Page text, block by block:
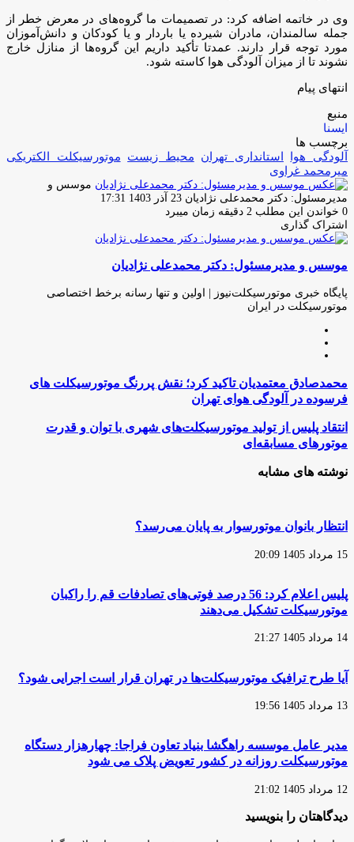
وی در خاتمه اضافه کرد: در تصمیمات ما گروه‌های در معرض خطر از
جمله سالمندان، مادران شیرده یا باردار و یا کودکان و دانش‌آموزان
مورد توجه قرار دارند. عمدتا تأکید داریم این گروه‌ها از منازل خارج
نشوند تا از میزان آلودگی هوا کاسته شود.
انتهای پیام
منبع
ایسنا
برچسب ها
آلودگی هوا
استانداری تهران محیط زیست
موتورسیکلت الکتریکى
میرمحمد غراوی
موسس و
مدیرمسئول: دکتر محمدعلی نژادیان ارسال
ایمیل
23 آذر 1403 17:31
0 خواندن این مطلب 2 دقیقه زمان میبرد
اشتراک گذاری
فیس
توئیتر
لینکدین
واتس
تلگرام
اشتراک
از
ایمیل
چاپ
موسس و مدیرمسئول: دکتر محمدعلی نژادیان
پایگاه خبری موتورسیکلت‌نیوز | اولین و تنها رسانه برخط اختصاصی
موتورسیکلت در ایران
محمدصادق
معتمدیان
تاکید
کرد؛
نقش
پررنگ
های
هوای
محمدصادق معتمدیان تاکید کرد؛ نقش پررنگ موتورسیکلت های
فرسوده در آلودگی هوای تهران
انتقاد
پلیس
از
تولید
موتورسیکلت‌های
توان
و
موتورهای
انتقاد پلیس از تولید موتورسیکلت‌های شهری با توان و قدرت
موتورهای مسابقه‌ای
نوشته های مشابه
انتظار بانوان موتورسوار به پایان می‌رسد؟
15 مرداد 1405 20:09
پلیس اعلام کرد: 56 درصد فوتی‌های تصادفات قم را راکبان
موتورسیکلت تشکیل می‌دهند
14 مرداد 1405 21:27
آیا طرح ترافیک موتورسیکلت‌ها در تهران قرار است اجرایی شود؟
13 مرداد 1405 19:56
مدیر عامل موسسه راهگشا بنیاد تعاون فراجا: چهارهزار دستگاه
موتورسیکلت روزانه در کشور تعویض پلاک می شود
12 مرداد 1405 21:02
دیدگاهتان را بنویسید